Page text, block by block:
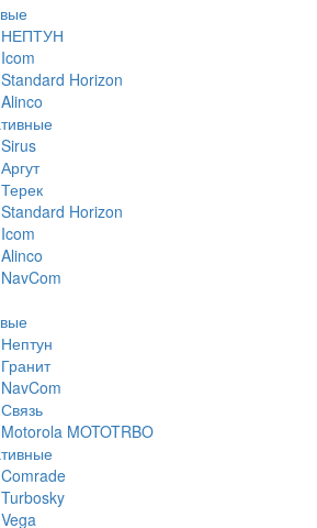
НЕПТУН
Icom
Standard Horizon
Alinco
Sirus
Аргут
Терек
Standard Horizon
Icom
Alinco
NavCom
Нептун
Гранит
NavCom
Связь
Motorola MOTOTRBO
Comrade
Turbosky
Vega